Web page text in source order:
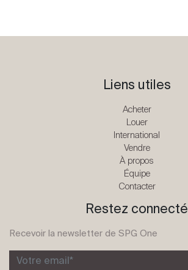
Liens utiles
Acheter
Louer
International
Vendre
À propos
Équipe
Contacter
Restez connecté
Recevoir la newsletter de SPG One
Votre email*